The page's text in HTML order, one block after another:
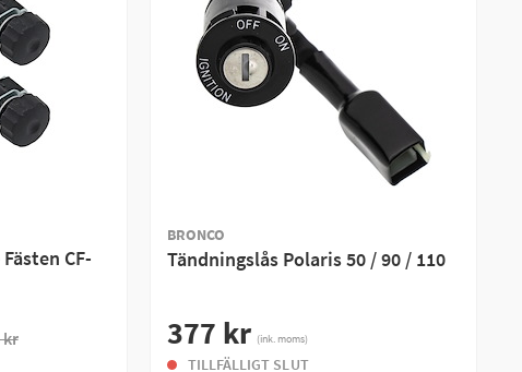
CF-
kr
BRONCO
Tändningslås Polaris 50 / 90 / 110
377 kr (ink. moms)
TILLFÄLLIGT SLUT